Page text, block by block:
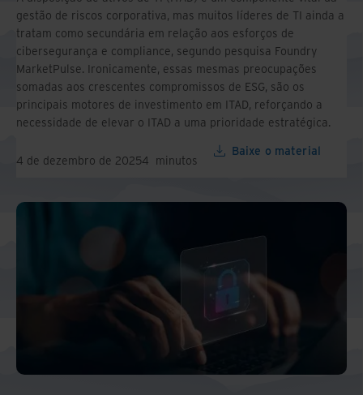
Europe and Southern Africa
Latin America
Middle East North Africa And Turkey
North America
gestão de riscos corporativa, mas muitos líderes de TI ainda a
tratam como secundária em relação aos esforços de
cibersegurança e compliance, segundo pesquisa Foundry
MarketPulse. Ironicamente, essas mesmas preocupações
somadas aos crescentes compromissos de ESG, são os
principais motores de investimento em ITAD, reforçando a
necessidade de elevar o ITAD a uma prioridade estratégica.
4 de dezembro de 20254 minutos
Baixe o material